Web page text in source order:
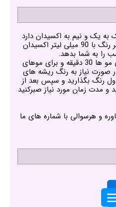
یک و نیم به اکسیدان دارد
و به این معنی که باید 60 میلی لیتر رنگ با 90 میلی لیتر اکسیدان
را به شما بدهد.
مدت زمان استراحت مواد رنگ روی مو ها 30 دقیقه و برای موهای
و در صورت نیاز به رنگ ریشه های
رنگ بگذارید و سپس بعد از
و مدت زمان مورد نیاز صبرکنید
و هرسوالی با شماره های ما